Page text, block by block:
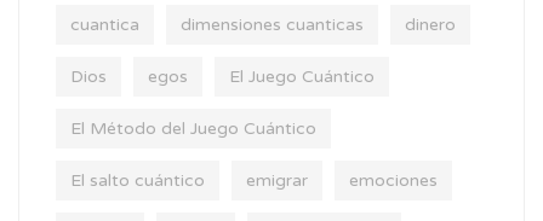
cuantica dimensiones cuanticas dinero
Dios egos El Juego Cuántico
El Método del Juego Cuántico
El salto cuántico emigrar emociones